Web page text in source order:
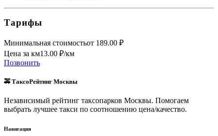
Тарифы
Минимальная стоимостьот 189.00 ₽
Цена за км13.00 ₽/км
Позвонить
🚕 ТаксоРейтинг Москвы
Независимый рейтинг таксопарков Москвы. Помогаем
выбрать лучшее такси по соотношению цена/качество.
Навигация